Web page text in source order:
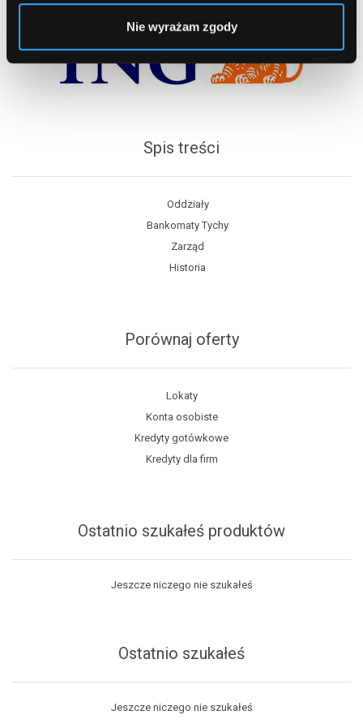
Nie wyrażam zgody
Spis treści
Oddziały
Bankomaty Tychy
Zarząd
Historia
Porównaj oferty
Lokaty
Konta osobiste
Kredyty gotówkowe
Kredyty dla firm
Ostatnio szukałeś produktów
Jeszcze niczego nie szukałeś
Ostatnio szukałeś
Jeszcze niczego nie szukałeś